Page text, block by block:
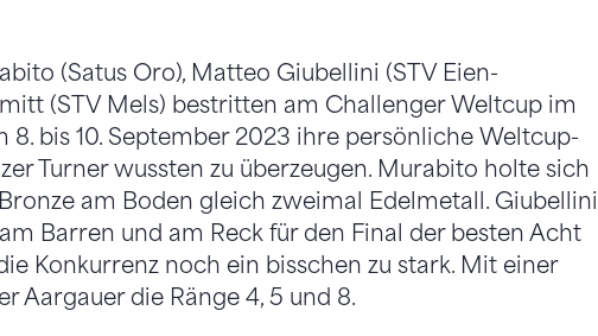
(Satus Oro), Matteo Giubellini (STV Eien-
(STV Mels) bestritten am Challenger Weltcup im
bis 10. September 2023 ihre persönliche Weltcup-
Turner wussten zu überzeugen. Murabito holte sich
am Boden gleich zweimal Edelmetall. Giubellini
Barren und am Reck für den Final der besten Acht
Konkurrenz noch ein bisschen zu stark. Mit einer
Aargauer die Ränge 4, 5 und 8.